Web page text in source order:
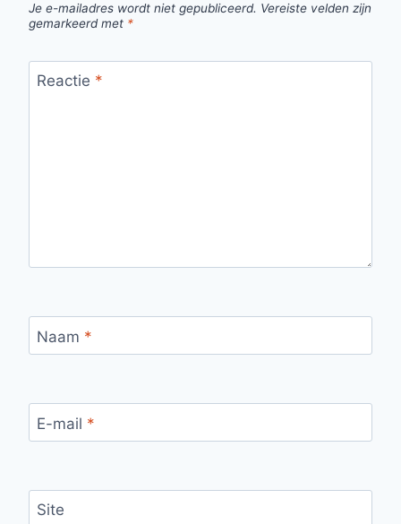
Je e-mailadres wordt niet gepubliceerd. Vereiste velden zijn
gemarkeerd met *
Reactie *
Naam *
E-mail *
Site